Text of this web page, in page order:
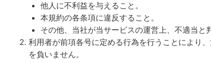
他人に不利益を与えること。
本規約の各条項に違反すること。
その他、当社が当サービスの運営上、不適当と
利用者が前項各号に定める行為を行うことにより
を負いません。